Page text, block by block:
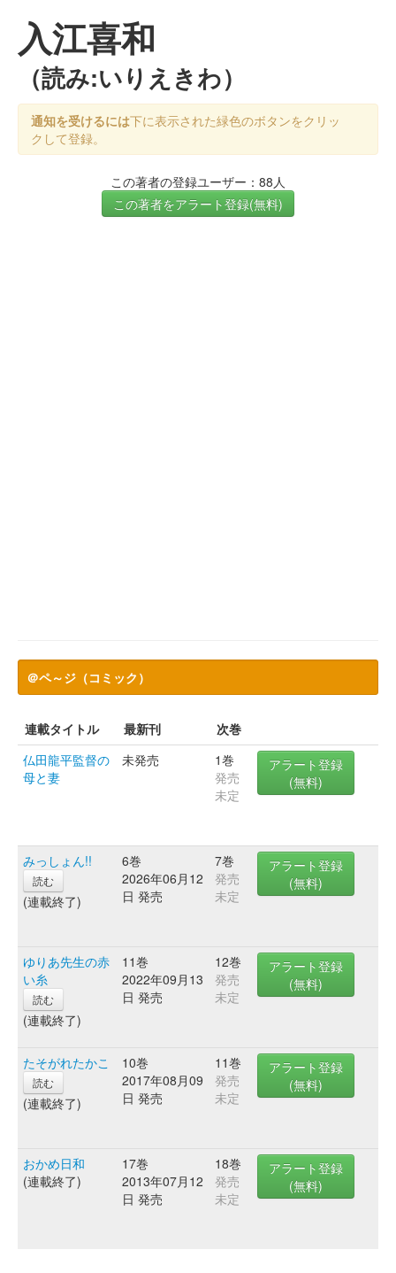
入江喜和
（読み:いりえきわ）
通知を受けるには下に表示された緑色のボタンをクリッ
クして登録。
この著者の登録ユーザー：88人
この著者をアラート登録(無料)
＠ペ～ジ（コミック）
連載タイトル 最新刊
次巻
仏田龍平監督の
母と妻
未発売
1巻
発売
未定
アラート登録
(無料)
みっしょん!!
読む
(連載終了)
6巻
2026年06月12
日 発売
7巻
発売
未定
アラート登録
(無料)
ゆりあ先生の赤
い糸
読む
(連載終了)
11巻
2022年09月13
日 発売
12巻
発売
未定
アラート登録
(無料)
たそがれたかこ
読む
(連載終了)
10巻
2017年08月09
日 発売
11巻
発売
未定
アラート登録
(無料)
おかめ日和
(連載終了)
17巻
2013年07月12
日 発売
18巻
発売
未定
アラート登録
(無料)